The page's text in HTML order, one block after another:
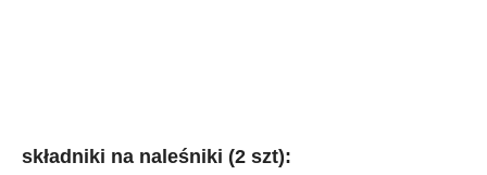
składniki na naleśniki (2 szt):